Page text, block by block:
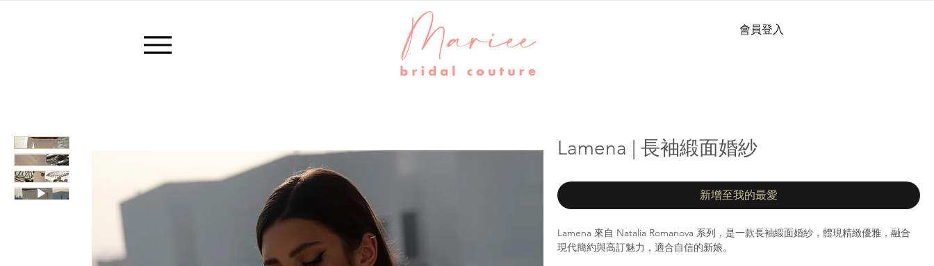
會員登入
Lamena | 長袖緞面婚紗
新增至我的最愛
Lamena 來自 Natalia Romanova 系列，是一款長袖緞面婚紗，體現精緻優雅，融合
現代簡約與高訂魅力，適合自信的新娘。